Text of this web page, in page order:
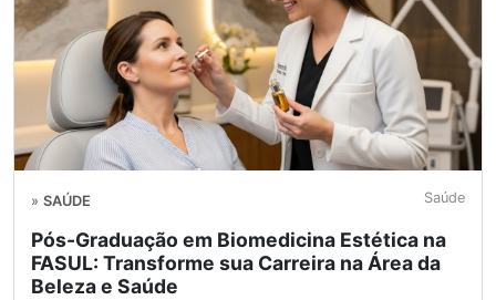
» SAÚDE Saúde
Pós-Graduação em Biomedicina Estética na
FASUL: Transforme sua Carreira na Área da
Beleza e Saúde